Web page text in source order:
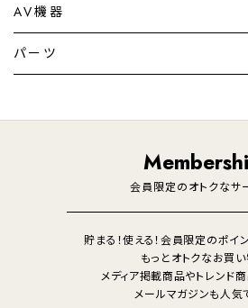
加湿器・空気清浄機
暖房機
調理家電
シーリングライト
AV機器
テレビ
パーツ
会員限定のオトクなサ
貯まる！使える！会員限定のポイ
もっとオトクなお買い
メディア掲載商品やトレンド
メールマガジンも人気